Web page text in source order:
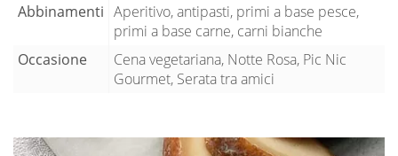
Abbinamenti Aperitivo, antipasti, primi a base pesce,
primi a base carne, carni bianche
Occasione
Cena vegetariana, Notte Rosa, Pic Nic
Gourmet, Serata tra amici